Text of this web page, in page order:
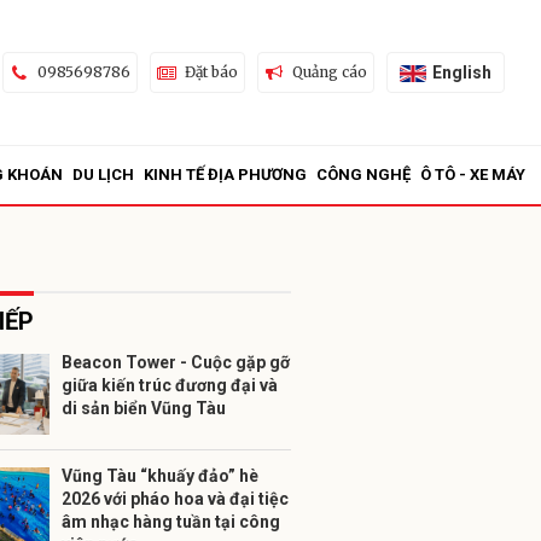
0985698786 Đặt báo Quảng cáo English
KHOÁN DU LỊCH KINH TẾ ĐỊA PHƯƠNG CÔNG NGHỆ Ô TÔ - XE MÁY
Beacon Tower - Cuộc gặp gỡ
giữa kiến trúc đương đại và
di sản biển Vũng Tàu
Vũng Tàu “khuấy đảo” hè
2026 với pháo hoa và đại tiệc
âm nhạc hàng tuần tại công